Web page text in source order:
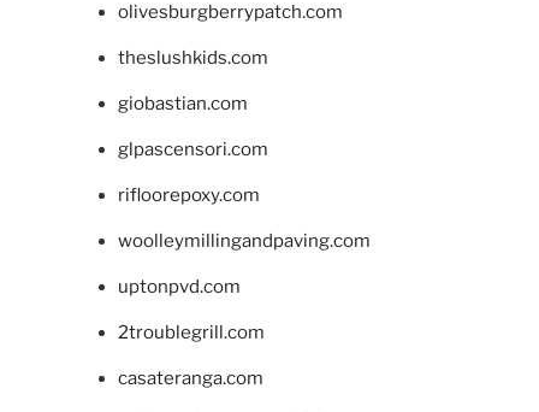
olivesburgberrypatch.com
theslushkids.com
giobastian.com
glpascensori.com
rifloorepoxy.com
woolleymillingandpaving.com
uptonpvd.com
2troublegrill.com
casateranga.com